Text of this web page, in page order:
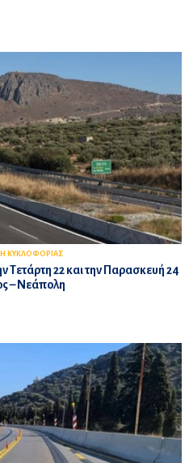
ΚΥΚΛΟΦΟΡΙΑΣ
22 και την Παρασκευή 24
– Νεάπολη